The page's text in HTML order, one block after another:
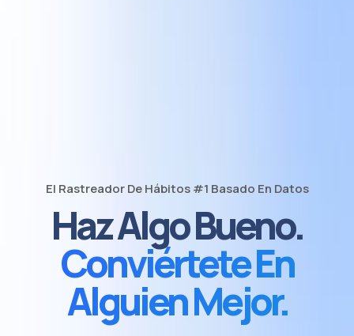
El Rastreador De Hábitos #1 Basado En Datos
Haz Algo Bueno.
Conviértete En
Alguien Mejor.